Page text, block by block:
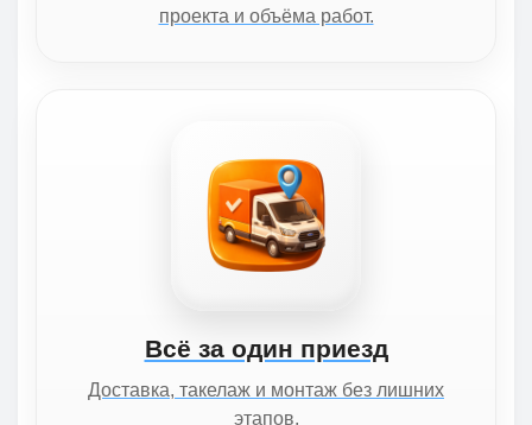
проекта и объёма работ.
Всё за один приезд
Доставка, такелаж и монтаж без лишних
этапов.